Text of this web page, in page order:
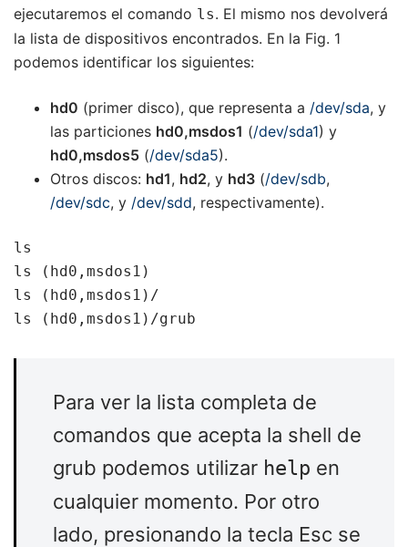
ejecutaremos el comando ls. El mismo nos devolverá
la lista de dispositivos encontrados. En la Fig. 1
podemos identificar los siguientes:
hd0 (primer disco), que representa a /dev/sda, y
las particiones hd0,msdos1 (/dev/sda1) y
hd0,msdos5 (/dev/sda5).
Otros discos: hd1, hd2, y hd3 (/dev/sdb,
/dev/sdc, y /dev/sdd, respectivamente).
ls
ls (hd0,msdos1)
ls (hd0,msdos1)/
ls (hd0,msdos1)/grub
Para ver la lista completa de
comandos que acepta la shell de
grub podemos utilizar help en
cualquier momento. Por otro
lado, presionando la tecla Esc se